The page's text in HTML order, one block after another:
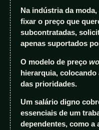
Na indústria da
fixar o preço que
subcontratadas,
apenas suportados
O modelo de preço
hierarquia,
das prioridades.
Um salário digno
essenciais de um
dependentes, como a